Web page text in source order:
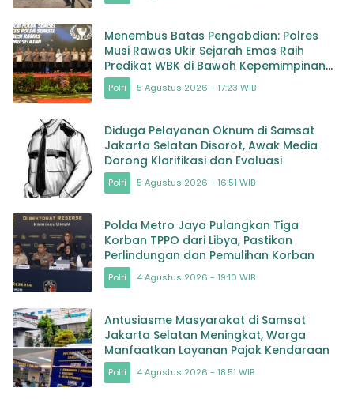
Menembus Batas Pengabdian: Polres
Musi Rawas Ukir Sejarah Emas Raih
Predikat WBK di Bawah Kepemimpinan
AKBP Agung Adhitya Prananta
Polri 5 Agustus 2026 - 17:23 WIB
Diduga Pelayanan Oknum di Samsat
Jakarta Selatan Disorot, Awak Media
Dorong Klarifikasi dan Evaluasi
Polri 5 Agustus 2026 - 16:51 WIB
Polda Metro Jaya Pulangkan Tiga
Korban TPPO dari Libya, Pastikan
Perlindungan dan Pemulihan Korban
Polri 4 Agustus 2026 - 19:10 WIB
Antusiasme Masyarakat di Samsat
Jakarta Selatan Meningkat, Warga
Manfaatkan Layanan Pajak Kendaraan
Polri 4 Agustus 2026 - 18:51 WIB